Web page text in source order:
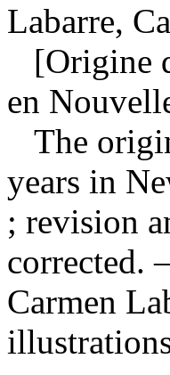
Labarre,
[Origine
en
The
years in
; revision
corrected.
Carmen